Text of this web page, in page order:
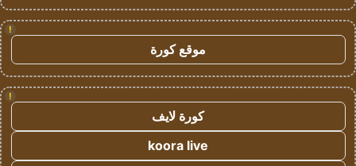
!
موقع كورة
!
كورة لايف
koora live